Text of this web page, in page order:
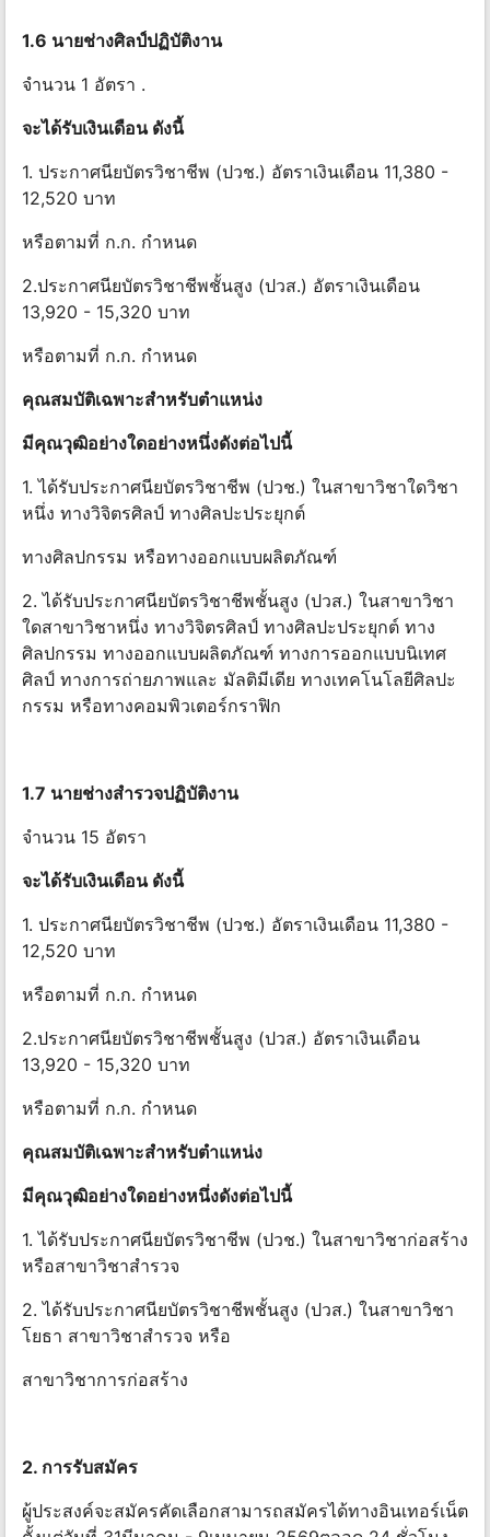
1.6 นายช่างศิลป์ปฏิบัติงาน
จำนวน 1 อัตรา .
จะได้รับเงินเดือน ดังนี้
1. ประกาศนียบัตรวิชาชีพ (ปวช.) อัตราเงินเดือน 11,380 -
12,520 บาท
หรือตามที่ ก.ก. กําหนด
2.ประกาศนียบัตรวิชาชีพชั้นสูง (ปวส.) อัตราเงินเดือน
13,920 - 15,320 บาท
หรือตามที่ ก.ก. กําหนด
คุณสมบัติเฉพาะสําหรับตําแหน่ง
มีคุณวุฒิอย่างใดอย่างหนึ่งดังต่อไปนี้
1. ได้รับประกาศนียบัตรวิชาชีพ (ปวช.) ในสาขาวิชาใดวิชา
หนึ่ง ทางวิจิตรศิลป์ ทางศิลปะประยุกต์
ทางศิลปกรรม หรือทางออกแบบผลิตภัณฑ์
2. ได้รับประกาศนียบัตรวิชาชีพชั้นสูง (ปวส.) ในสาขาวิชา
ใดสาขาวิชาหนึ่ง ทางวิจิตรศิลป์ ทางศิลปะประยุกต์ ทาง
ศิลปกรรม ทางออกแบบผลิตภัณฑ์ ทางการออกแบบนิเทศ
ศิลป์ ทางการถ่ายภาพและ มัลติมีเดีย ทางเทคโนโลยีศิลปะ
กรรม หรือทางคอมพิวเตอร์กราฟิก
1.7 นายช่างสํารวจปฏิบัติงาน
จำนวน 15 อัตรา
จะได้รับเงินเดือน ดังนี้
1. ประกาศนียบัตรวิชาชีพ (ปวช.) อัตราเงินเดือน 11,380 -
12,520 บาท
หรือตามที่ ก.ก. กําหนด
2.ประกาศนียบัตรวิชาชีพชั้นสูง (ปวส.) อัตราเงินเดือน
13,920 - 15,320 บาท
หรือตามที่ ก.ก. กําหนด
คุณสมบัติเฉพาะสําหรับตําแหน่ง
มีคุณวุฒิอย่างใดอย่างหนึ่งดังต่อไปนี้
1. ได้รับประกาศนียบัตรวิชาชีพ (ปวช.) ในสาขาวิชาก่อสร้าง
หรือสาขาวิชาสํารวจ
2. ได้รับประกาศนียบัตรวิชาชีพชั้นสูง (ปวส.) ในสาขาวิชา
โยธา สาขาวิชาสํารวจ หรือ
สาขาวิชาการก่อสร้าง
2. การรับสมัคร
ผู้ประสงค์จะสมัครคัดเลือกสามารถสมัครได้ทางอินเทอร์เน็ต